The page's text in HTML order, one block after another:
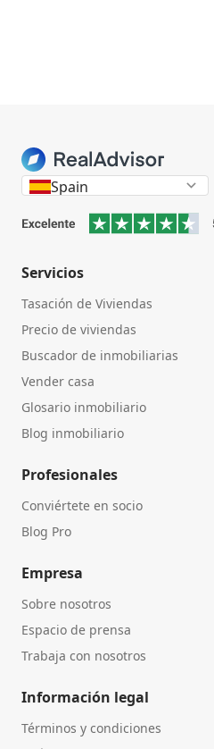
Spain
Servicios
Tasación de Viviendas
Precio de viviendas
Buscador de inmobiliarias
Vender casa
Glosario inmobiliario
Blog inmobiliario
Profesionales
Conviértete en socio
Blog Pro
Empresa
Sobre nosotros
Espacio de prensa
Trabaja con nosotros
Información legal
Términos y condiciones